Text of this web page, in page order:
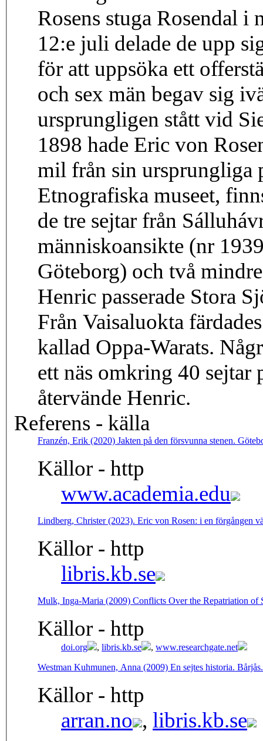
Rosens stuga Rosendal i
12:e juli delade de upp
för att uppsöka ett
och sex män begav sig
ursprungligen stått vid
1898 hade Eric von
mil från sin ursprungliga
Etnografiska museet,
de tre sejtar från
människoansikte (nr
Göteborg) och två
Henric passerade Stora
Från Vaisaluokta
kallad Oppa-Warats.
ett näs omkring 40 sejtar på en stor offerplats. Den 20 juli
återvände Henric.
Referens - källa
Franzén, Erik (2020) Jakten på den försvunna stenen.
Källor - http
www.academia.edu
Lindberg, Christer (2023). Eric von Rosen: i en förgången
Källor - http
libris.kb.se
Mulk, Inga-Maria (2009) Conflicts Over the Repatriation of
Källor - http
doi.org , libris.kb.se , www.researchgate.net
Westman Kuhmunen, Anna (2009) En sejtes historia.
Källor - http
arran.no , libris.kb.se